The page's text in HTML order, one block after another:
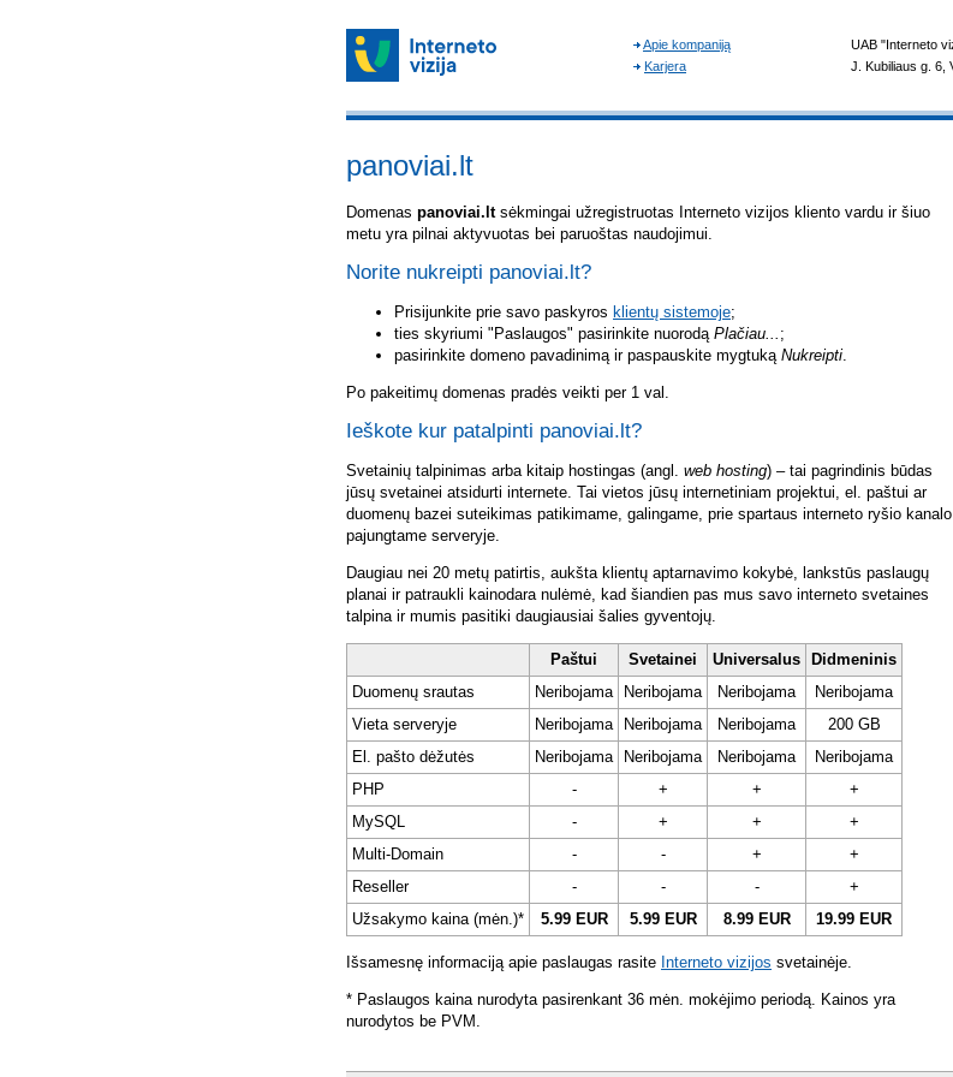
panoviai.lt
Domenas panoviai.ltsėkmingai užregistruotas Interneto vizijos kliento vardu ir šiuo
metu yra pilnai aktyvuotas bei paruoštas naudojimui.
Norite nukreipti panoviai.lt?
Prisijunkite prie savo paskyros klientų sistemoje;
ties skyriumi "Paslaugos" pasirinkite nuorodą Plačiau... ;
pasirinkite domeno pavadinimą ir paspauskite mygtuką Nukreipti.
Po pakeitimų domenas pradės veikti per 1 val.
Ieškote kur patalpinti panoviai.lt?
Svetainių talpinimas arba kitaip hostingas (angl. web hosting) – tai pagrindinis būdas
jūsų svetainei atsidurti internete. Tai vietos jūsų internetiniam projektui, el. paštui ar
duomenų bazei suteikimas patikimame, galingame, prie spartaus interneto ryšio kanalo
pajungtame serveryje.
Daugiau nei 20 metų patirtis, aukšta klientų aptarnavimo kokybė, lankstūs paslaugų
planai ir patraukli kainodara nulėmė, kad šiandien pas mus savo interneto svetaines
talpina ir mumis pasitiki daugiausiai šalies gyventojų.
Paštui Svetainei Universalus
Didmeninis
Duomenų srautas
Neribojama Neribojama Neribojama
Neribojama
Vieta serveryje
Neribojama Neribojama Neribojama
200 GB
El. pašto dėžutės
Neribojama Neribojama Neribojama
Neribojama
PHP
- + +
+
MySQL
- + +
+
Multi-Domain
- - +
+
Reseller
- - -
+
Užsakymo kaina (mėn.)*
5.99 EUR 5.99 EUR 8.99 EUR 19.99 EUR
Išsamesnę informaciją apie paslaugas rasite Interneto vizijos svetainėje.
* Paslaugos kaina nurodyta pasirenkant 36 mėn. mokėjimo periodą. Kainos yra
nurodytos be PVM.